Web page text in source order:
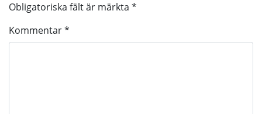
Obligatoriska fält är märkta *
Kommentar*